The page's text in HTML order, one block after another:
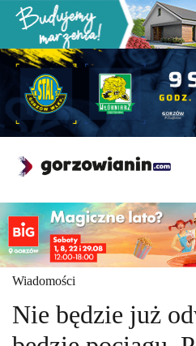
Wiadomości
Nie będzie już